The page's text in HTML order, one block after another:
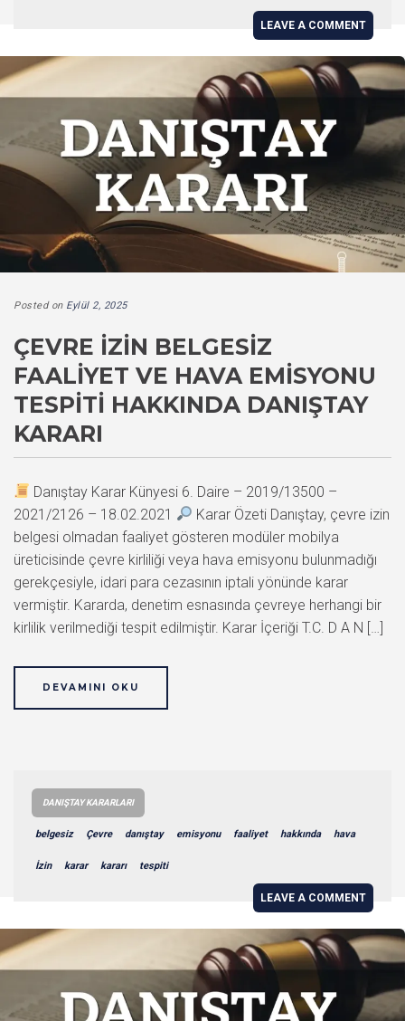
LEAVE A COMMENT
Posted on Eylül 2, 2025
ÇEVRE İZIN BELGESIZ
FAALIYET VE HAVA EMISYONU
TESPITI HAKKINDA DANIŞTAY
KARARI
Danıştay Karar Künyesi 6. Daire – 2019/13500 –
2021/2126 – 18.02.2021
Karar Özeti Danıştay, çevre izin
belgesi olmadan faaliyet gösteren modüler mobilya
üreticisinde çevre kirliliği veya hava emisyonu bulunmadığı
gerekçesiyle, idari para cezasının iptali yönünde karar
vermiştir. Kararda, denetim esnasında çevreye herhangi bir
kirlilik verilmediği tespit edilmiştir. Karar İçeriği T.C. D A N […]
DEVAMINI OKU
DANIŞTAY KARARLARI
belgesiz Çevre danıştay emisyonu faaliyet hakkında hava
İzin karar kararı tespiti
LEAVE A COMMENT